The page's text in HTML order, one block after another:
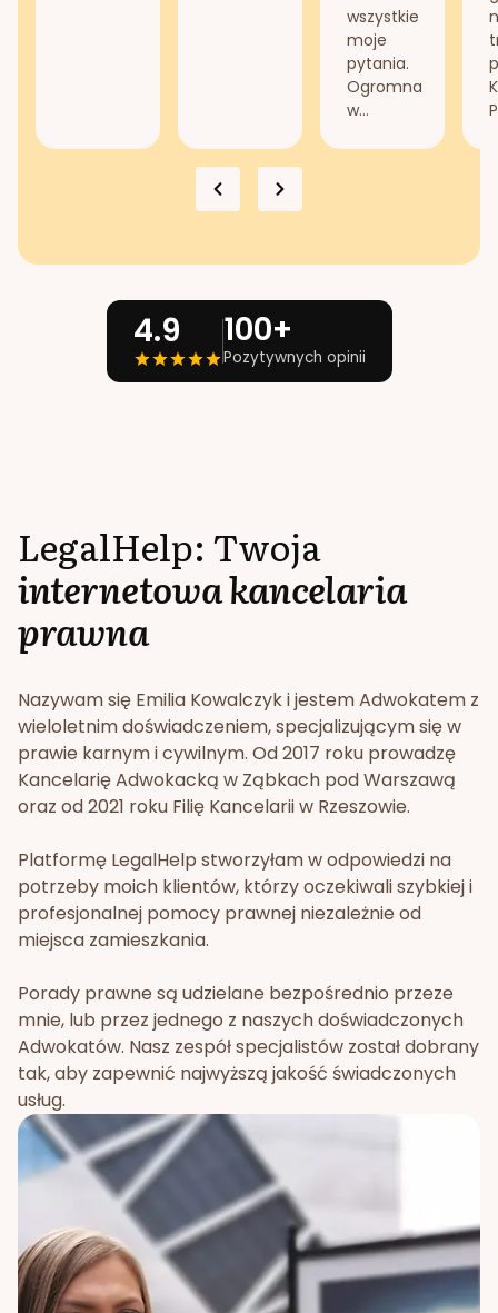
wszystkie
moje
pytania.
Ogromna
w...
4.9 100+
Pozytywnych opinii
LegalHelp: Twoja
internetowa kancelaria
prawna
Nazywam się Emilia Kowalczyk i jestem Adwokatem z
wieloletnim doświadczeniem, specjalizującym się w
prawie karnym i cywilnym. Od 2017 roku prowadzę
Kancelarię Adwokacką w Ząbkach pod Warszawą
oraz od 2021 roku Filię Kancelarii w Rzeszowie.
Platformę LegalHelp stworzyłam w odpowiedzi na
potrzeby moich klientów, którzy oczekiwali szybkiej i
profesjonalnej pomocy prawnej niezależnie od
miejsca zamieszkania.
Porady prawne są udzielane bezpośrednio przeze
mnie, lub przez jednego z naszych doświadczonych
Adwokatów. Nasz zespół specjalistów został dobrany
tak, aby zapewnić najwyższą jakość świadczonych
usług.